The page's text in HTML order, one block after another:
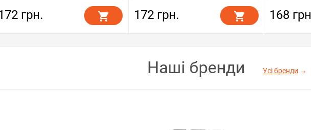
грн. 172 грн. 168
Наші бренди Усі бренди →